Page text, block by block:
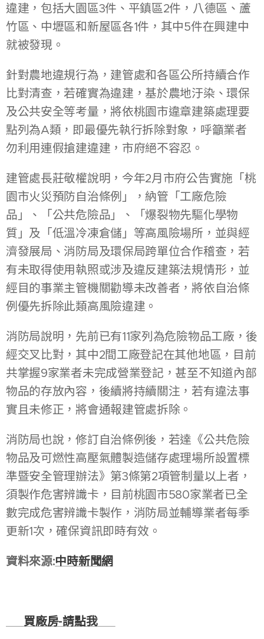
違建，包括大園區3件、平鎮區2件，八德區、蘆
竹區、中壢區和新屋區各1件，其中5件在興建中
就被發現。
針對農地違規行為，建管處和各區公所持續合作
比對清查，若確實為違建，基於農地汙染、環保
及公共安全等考量，將依桃園市違章建築處理要
點列為A類，即最優先執行拆除對象，呼籲業者
勿利用連假搶建違建，市府絕不容忍。
建管處長莊敬權說明，今年2月市府公告實施「桃
園市火災預防自治條例」，納管「工廠危險
品」、「公共危險品」、「爆裂物先驅化學物
質」及「低溫冷凍倉儲」等高風險場所，並與經
濟發展局、消防局及環保局跨單位合作稽查，若
有未取得使用執照或涉及違反建築法規情形，並
經目的事業主管機關勸導未改善者，將依自治條
例優先拆除此類高風險違建。
消防局說明，先前已有11家列為危險物品工廠，後
經交叉比對，其中2間工廠登記在其他地區，目前
共掌握9家業者未完成營業登記，甚至不知道內部
物品的存放內容，後續將持續關注，若有違法事
實且未修正，將會通報建管處拆除。
消防局也說，修訂自治條例後，若達《公共危險
物品及可燃性高壓氣體製造儲存處理場所設置標
準暨安全管理辦法》第3條第2項管制量以上者，
須製作危害辨識卡，目前桃園市580家業者已全
數完成危害辨識卡製作，消防局並輔導業者每季
更新1次，確保資訊即時有效。
資料來源:中時新聞網
買廠房-請點我